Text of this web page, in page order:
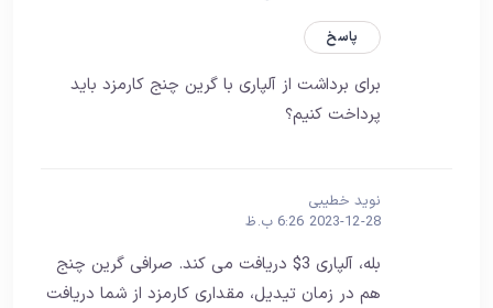
پاسخ
برای برداشت از آلپاری با گرین چنج کارمزد باید
پرداخت کنیم؟
نوید خطیبی
2023-12-28 6:26 ب.ظ
بله، آلپاری 3$ دریافت می کند. صرافی گرین چنج
هم در زمان تیدیل، مقداری کارمزد از شما دریافت